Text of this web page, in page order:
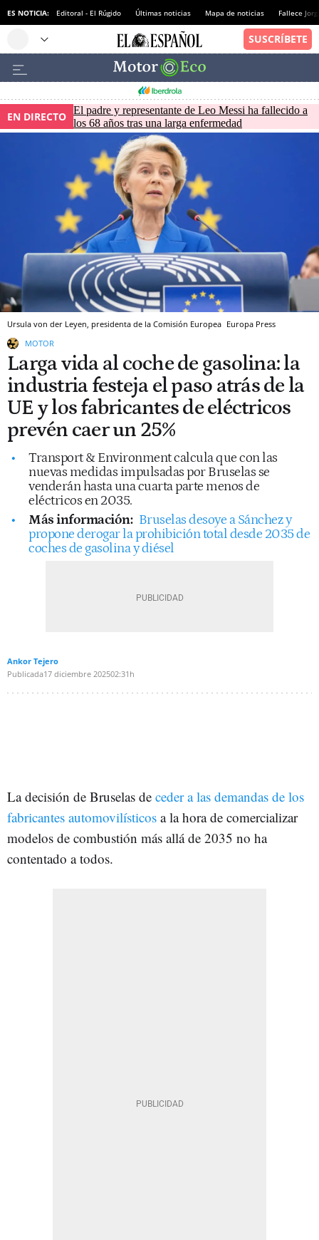
ES NOTICIA: Editoral - El Rúgido Últimas noticias Mapa de noticias Fallece
EN DIRECTO El padre y representante de Leo Messi ha fallecido a
los 68 años tras una larga enfermedad
Ursula von der Leyen, presidenta de la Comisión Europea Europa Press
MOTOR
Larga vida al coche de gasolina: la
industria festeja el paso atrás de la
UE y los fabricantes de eléctricos
prevén caer un 25%
Transport & Environment calcula que con las
nuevas medidas impulsadas por Bruselas se
venderán hasta una cuarta parte menos de
eléctricos en 2035.
Más información: Bruselas desoye a Sánchez y
propone derogar la prohibición total desde 2035 de
coches de gasolina y diésel
Ankor Tejero
Publicada17 diciembre 202502:31h
La decisión de Bruselas de ceder a las demandas de los
fabricantes automovilísticos a la hora de comercializar
modelos de combustión más allá de 2035 no ha
contentado a todos.